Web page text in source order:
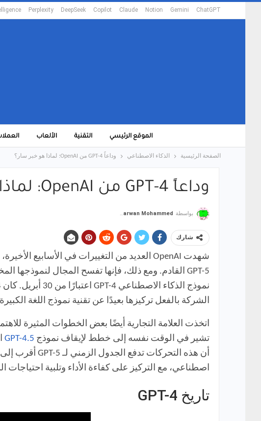
ChatGPT
Gemini
Notion
Claude
Copilot
DeepSeek
Perplexity
الموقع الرئيسي التقنية الألعاب
الصفحة الرئيسية الذكاء الاصطناعي وداعاً GPT-4 من OpenAI: لماذا هو خبر سار؟
وداعاً GPT-4 من OpenAI: لماذا هو خبر سار؟
بواسطة Marwan Mohammed
شارك
شهدت OpenAI العديد من التغييرات في الأسابيع
GPT-5 القادم. ومع ذلك، فإنها تفسح المجال لنموذجها
نموذج الذكاء الاصطناعي GPT-4 اعتبارًا من 30 أبريل. كان
الشركة بالفعل تركيزها بعيدًا عن تقنية نموذج اللغة
اتخذت العلامة التجارية أيضًا بعض الخطوات المثيرة
تشير في الوقت نفسه إلى خطط لإيقاف نموذج GPT-4.5
أن هذه التحركات تدفع الجدول الزمني لـ GPT-5 أقرب إلى
اصطناعي، مع التركيز على كفاءة الأداء وتلبية احتياجات
تاريخ GPT-4